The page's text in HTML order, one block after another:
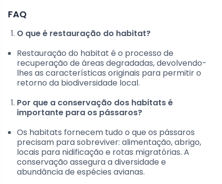
FAQ
O que é restauração do habitat?
Restauração do habitat é o processo de
recuperação de áreas degradadas, devolvendo-
lhes as características originais para permitir o
retorno da biodiversidade local.
Por que a conservação dos habitats é
importante para os pássaros?
Os habitats fornecem tudo o que os pássaros
precisam para sobreviver: alimentação, abrigo,
locais para nidificação e rotas migratórias. A
conservação assegura a diversidade e
abundância de espécies avianas.